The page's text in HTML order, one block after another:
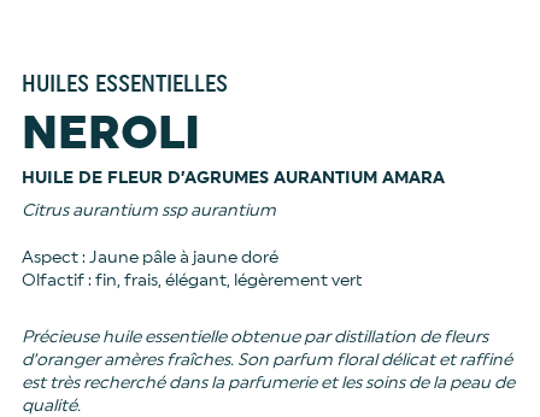
HUILES ESSENTIELLES
NEROLI
HUILE DE FLEUR D’AGRUMES AURANTIUM AMARA
Citrus aurantium ssp aurantium
Aspect : Jaune pâle à jaune doré
Olfactif : fin, frais, élégant, légèrement vert
Précieuse huile essentielle obtenue par distillation de fleurs
d’oranger amères fraîches. Son parfum floral délicat et raffiné
est très recherché dans la parfumerie et les soins de la peau de
qualité.